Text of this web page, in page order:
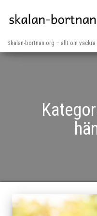
Skalan-bortnan.org – allt om vackra